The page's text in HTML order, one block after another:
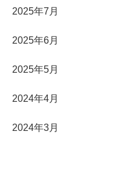
2025年7月
2025年6月
2025年5月
2024年4月
2024年3月